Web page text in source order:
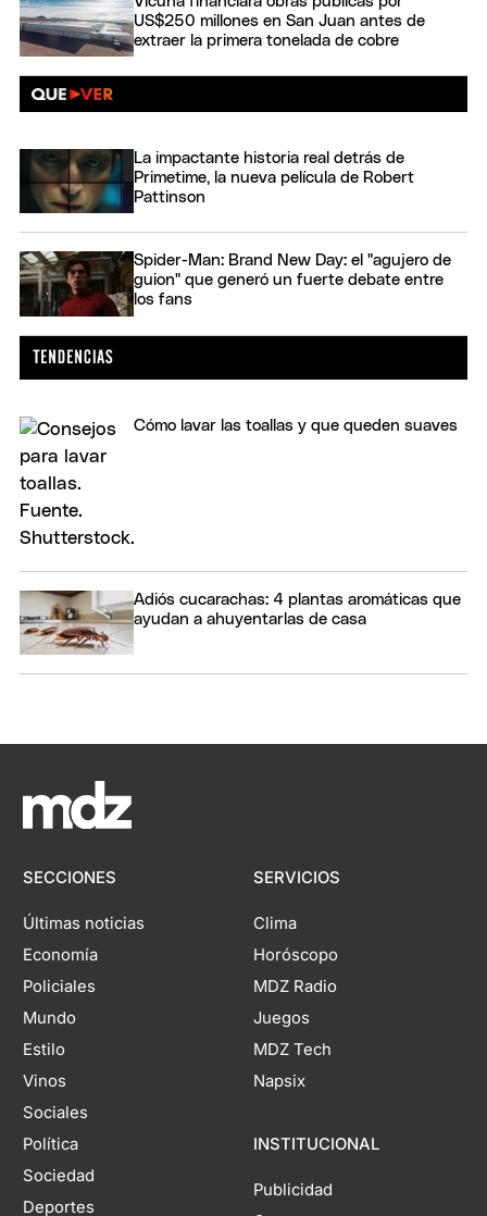
US$250 millones en San Juan antes de
extraer la primera tonelada de cobre
La impactante historia real detrás de
Primetime, la nueva película de Robert
Pattinson
Spider-Man: Brand New Day: el "agujero de
guion" que generó un fuerte debate entre
los fans
Cómo lavar las toallas y que queden suaves
Adiós cucarachas: 4 plantas aromáticas que
ayudan a ahuyentarlas de casa
SECCIONES
Últimas noticias
Economía
Policiales
Mundo
Estilo
Vinos
Sociales
Política
Sociedad
Deportes
SERVICIOS
Clima
Horóscopo
MDZ Radio
Juegos
MDZ Tech
Napsix
INSTITUCIONAL
Publicidad